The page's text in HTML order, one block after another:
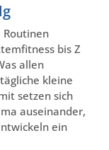
Routinen
bis Z
allen
kleine
setzen sich
auseinander,
ein